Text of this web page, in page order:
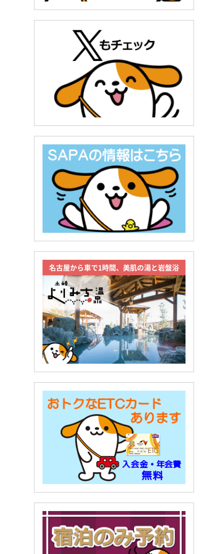
名古屋から車で1時間、美肌の湯と岩盤浴